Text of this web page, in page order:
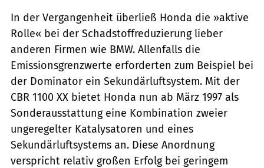
In der Vergangenheit überließ Honda die »aktive
Rolle« bei der Schadstoffreduzierung lieber
anderen Firmen wie BMW. Allenfalls die
Emissionsgrenzwerte erforderten zum Beispiel bei
der Dominator ein Sekundärluftsystem. Mit der
CBR 1100 XX bietet Honda nun ab März 1997 als
Sonderausstattung eine Kombination zweier
ungeregelter Katalysatoren und eines
Sekundärluftsystems an. Diese Anordnung
verspricht relativ großen Erfolg bei geringem